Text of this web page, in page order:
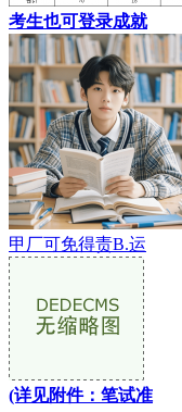
考生也可登录成就
甲厂可免得责B.运
(详见附件：笔试准